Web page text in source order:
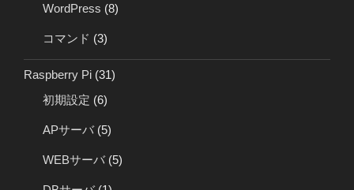
WordPress (8)
コマンド (3)
Raspberry Pi (31)
初期設定 (6)
APサーバ(5)
WEBサーバ(5)